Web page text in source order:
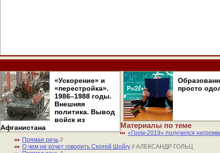
«Ускорение» и
«перестройка».
1986–1988 годы.
Внешняя
политика. Вывод
войск из
Афганистана
просто
Материалы по теме
«Гром-2019» получился
Прямая речь //
О чем не хочет говорить Сергей Шойгу // АЛЕКСАНДР ГОЛЬЦ